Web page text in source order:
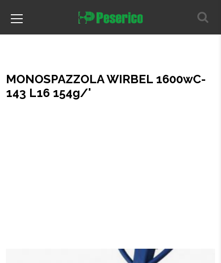
MONOSPAZZOLA WIRBEL 1600wC-
143 L16 154g/'